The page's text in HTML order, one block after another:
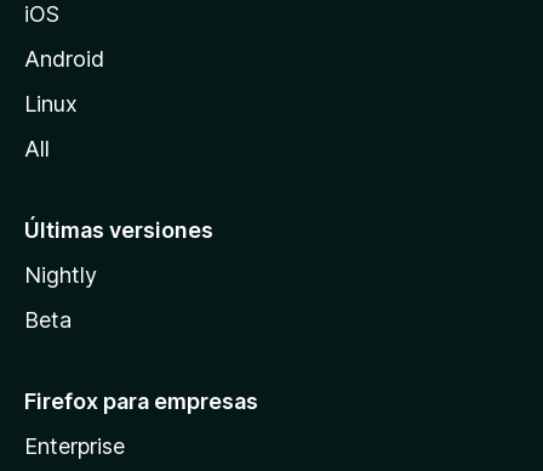
i
l
iOS
Android
Linux
All
Últimas versiones
Nightly
Beta
Firefox para empresas
Enterprise